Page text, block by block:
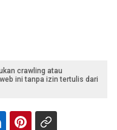
crawling atau
ini tanpa izin tertulis dari